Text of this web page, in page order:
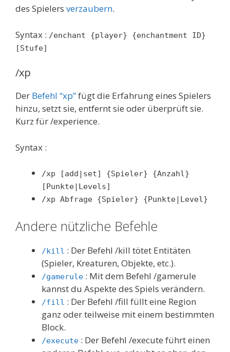
des Spielers verzaubern.
Syntax : /enchant {player} {enchantment ID}
[Stufe]
/xp
Der Befehl “xp”fügt die Erfahrung eines Spielers
hinzu, setzt sie, entfernt sie oder überprüft sie.
Kurz für /experience.
Syntax :
/xp [add|set] {Spieler} {Anzahl}
[Punkte|Levels]
/xp Abfrage {Spieler} {Punkte|Level}
Andere nützliche Befehle
/kill : Der Befehl /kill tötet Entitäten
(Spieler, Kreaturen, Objekte, etc.).
/gamerule : Mit dem Befehl /gamerule
kannst du Aspekte des Spiels verändern.
/fill : Der Befehl /fill füllt eine Region
ganz oder teilweise mit einem bestimmten
Block.
/execute : Der Befehl /execute führt einen